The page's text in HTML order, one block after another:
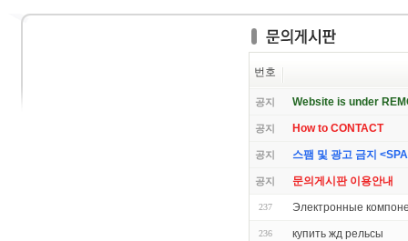
번호
공지 Website is under
공지 How to CONTACT
공지 스팸 및 광고 금지
공지 문의게시판 이용안내
237 Электронные
236 купить жд рельсы